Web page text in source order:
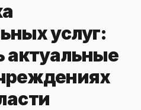
услуг:
актуальные